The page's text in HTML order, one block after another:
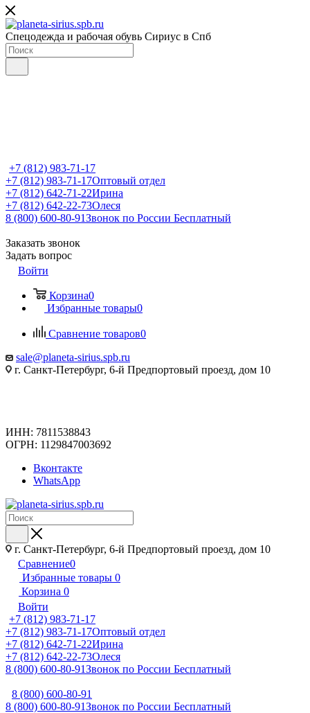
Спецодежда и рабочая обувь Сириус в Спб
+7 (812) 983-71-17
+7 (812) 983-71-17Оптовый отдел
+7 (812) 642-71-22Ирина
+7 (812) 642-22-73Олеся
8 (800) 600-80-91Звонок по России Бесплатный
Заказать звонок
Задать вопрос
Войти
Корзина0
Избранные товары0
Сравнение товаров0
sale@planeta-sirius.spb.ru
г. Санкт-Петербург, 6-й Предпортовый проезд, дом 10
ИНН: 7811538843
ОГРН: 1129847003692
Вконтакте
WhatsApp
г. Санкт-Петербург, 6-й Предпортовый проезд, дом 10
Сравнение0
Избранные товары 0
Корзина 0
Войти
+7 (812) 983-71-17
+7 (812) 983-71-17Оптовый отдел
+7 (812) 642-71-22Ирина
+7 (812) 642-22-73Олеся
8 (800) 600-80-91Звонок по России Бесплатный
8 (800) 600-80-91
8 (800) 600-80-91Звонок по России Бесплатный